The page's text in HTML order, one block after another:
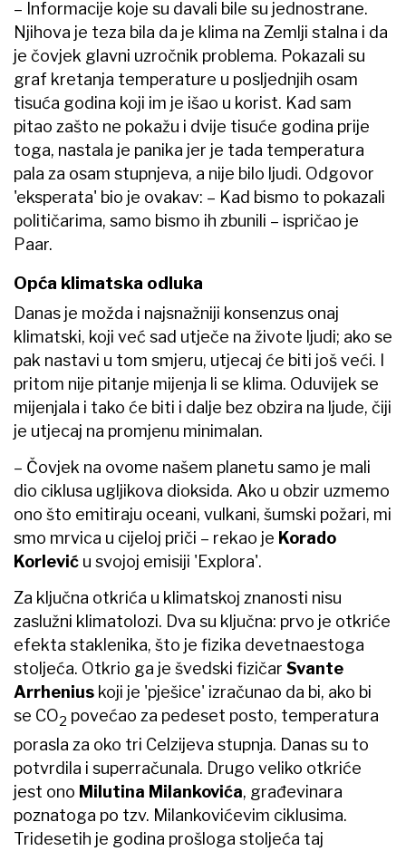
– Informacije koje su davali bile su jednostrane.
Njihova je teza bila da je klima na Zemlji stalna i da
je čovjek glavni uzročnik problema. Pokazali su
graf kretanja temperature u posljednjih osam
tisuća godina koji im je išao u korist. Kad sam
pitao zašto ne pokažu i dvije tisuće godina prije
toga, nastala je panika jer je tada temperatura
pala za osam stupnjeva, a nije bilo ljudi. Odgovor
'eksperata' bio je ovakav: – Kad bismo to pokazali
političarima, samo bismo ih zbunili – ispričao je
Paar.
Opća klimatska odluka
Danas je možda i najsnažniji konsenzus onaj
klimatski, koji već sad utječe na živote ljudi; ako se
pak nastavi u tom smjeru, utjecaj će biti još veći. I
pritom nije pitanje mijenja li se klima. Oduvijek se
mijenjala i tako će biti i dalje bez obzira na ljude, čiji
je utjecaj na promjenu minimalan.
– Čovjek na ovome našem planetu samo je mali
dio ciklusa ugljikova dioksida. Ako u obzir uzmemo
ono što emitiraju oceani, vulkani, šumski požari, mi
smo mrvica u cijeloj priči – rekao je Korado
Korlević u svojoj emisiji 'Explora'.
Za ključna otkrića u klimatskoj znanosti nisu
zaslužni klimatolozi. Dva su ključna: prvo je otkriće
efekta staklenika, što je fizika devetnaestoga
stoljeća. Otkrio ga je švedski fizičar Svante
Arrhenius koji je 'pješice' izračunao da bi, ako bi
se CO2 povećao za pedeset posto, temperatura
porasla za oko tri Celzijeva stupnja. Danas su to
potvrdila i superračunala. Drugo veliko otkriće
jest ono Milutina Milankovića, građevinara
poznatoga po tzv. Milankovićevim ciklusima.
Tridesetih je godina prošloga stoljeća taj